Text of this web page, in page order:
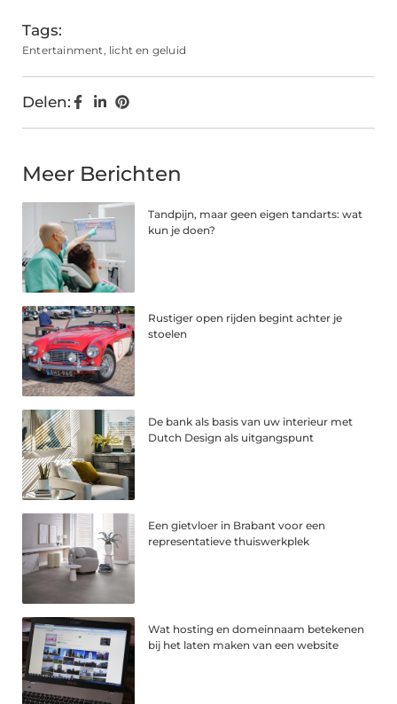
Tags:
Entertainment, licht en geluid
Delen:
Meer Berichten
Tandpijn, maar geen eigen tandarts: wat
kun je doen?
Rustiger open rijden begint achter je
stoelen
De bank als basis van uw interieur met
Dutch Design als uitgangspunt
Een gietvloer in Brabant voor een
representatieve thuiswerkplek
Wat hosting en domeinnaam betekenen
bij het laten maken van een website